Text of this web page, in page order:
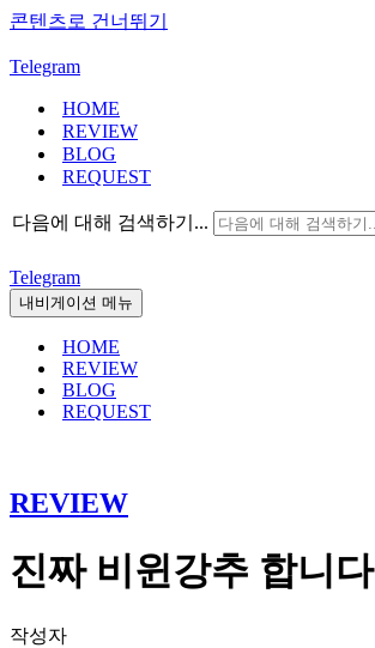
콘텐츠로 건너뛰기
Telegram
HOME
REVIEW
BLOG
REQUEST
다음에 대해 검색하기...
Telegram
내비게이션 메뉴
HOME
REVIEW
BLOG
REQUEST
REVIEW
진짜 비윈강추 합니다
작성자